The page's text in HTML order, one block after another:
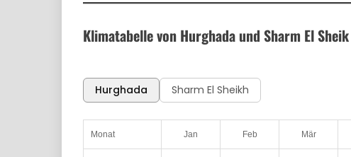
Klimatabelle von Hurghada und Sharm El
Hurghada Sharm El Sheikh
Monat Jan Feb Mär